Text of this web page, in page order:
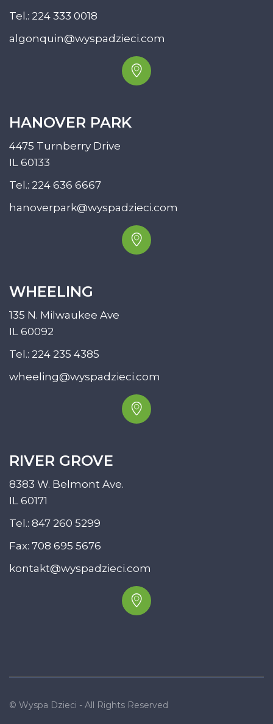
Tel.: 224 333 0018
algonquin@wyspadzieci.com
HANOVER PARK
4475 Turnberry Drive
IL 60133
Tel.: 224 636 6667
hanoverpark@wyspadzieci.com
WHEELING
135 N. Milwaukee Ave
IL 60092
Tel.: 224 235 4385
wheeling@wyspadzieci.com
RIVER GROVE
8383 W. Belmont Ave.
IL 60171
Tel.: 847 260 5299
Fax: 708 695 5676
kontakt@wyspadzieci.com
© Wyspa Dzieci - All Rights Reserved